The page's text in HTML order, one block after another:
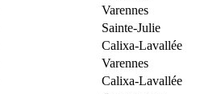
Varennes
Sainte-Julie
Calixa-Lavallée
Varennes
Calixa-Lavallée